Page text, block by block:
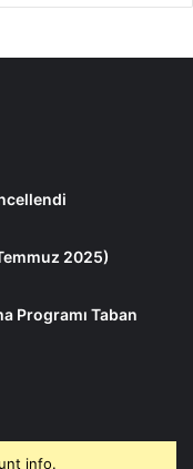
2025)
Programı Taban
info.